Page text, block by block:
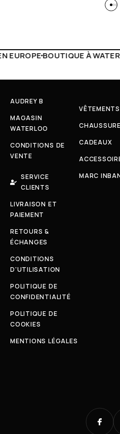
LIVRAISON
AUDREY B
MAGASIN
WATERLOO
CONDITIONS DE
VENTE
SERVICE
CLIENTS
LIVRAISON ET
PAIEMENT
RETOURS &
ÉCHANGES
CONDITIONS
D'UTILISATION
POLITIQUE DE
CONFIDENTIALITÉ
POLITIQUE DE
COOKIES
MENTIONS LÉGALES
VÊTEMENTS
CADEAUX
MARC